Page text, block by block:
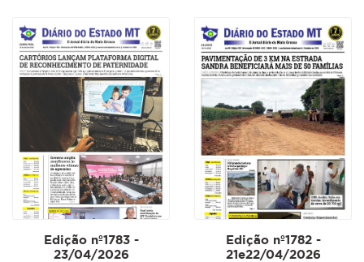
Edição nº1783 -
23/04/2026
Edição nº1782 -
21e22/04/2026